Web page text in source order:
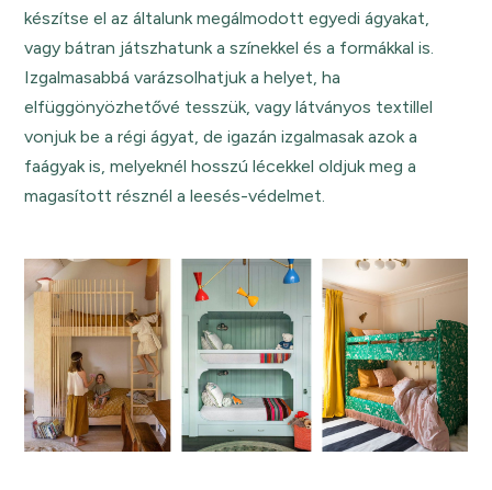
készítse el az általunk megálmodott egyedi ágyakat,
vagy bátran játszhatunk a színekkel és a formákkal is.
Izgalmasabbá varázsolhatjuk a helyet, ha
elfüggönyözhetővé tesszük, vagy látványos textillel
vonjuk be a régi ágyat, de igazán izgalmasak azok a
faágyak is, melyeknél hosszú lécekkel oldjuk meg a
magasított résznél a leesés-védelmet.